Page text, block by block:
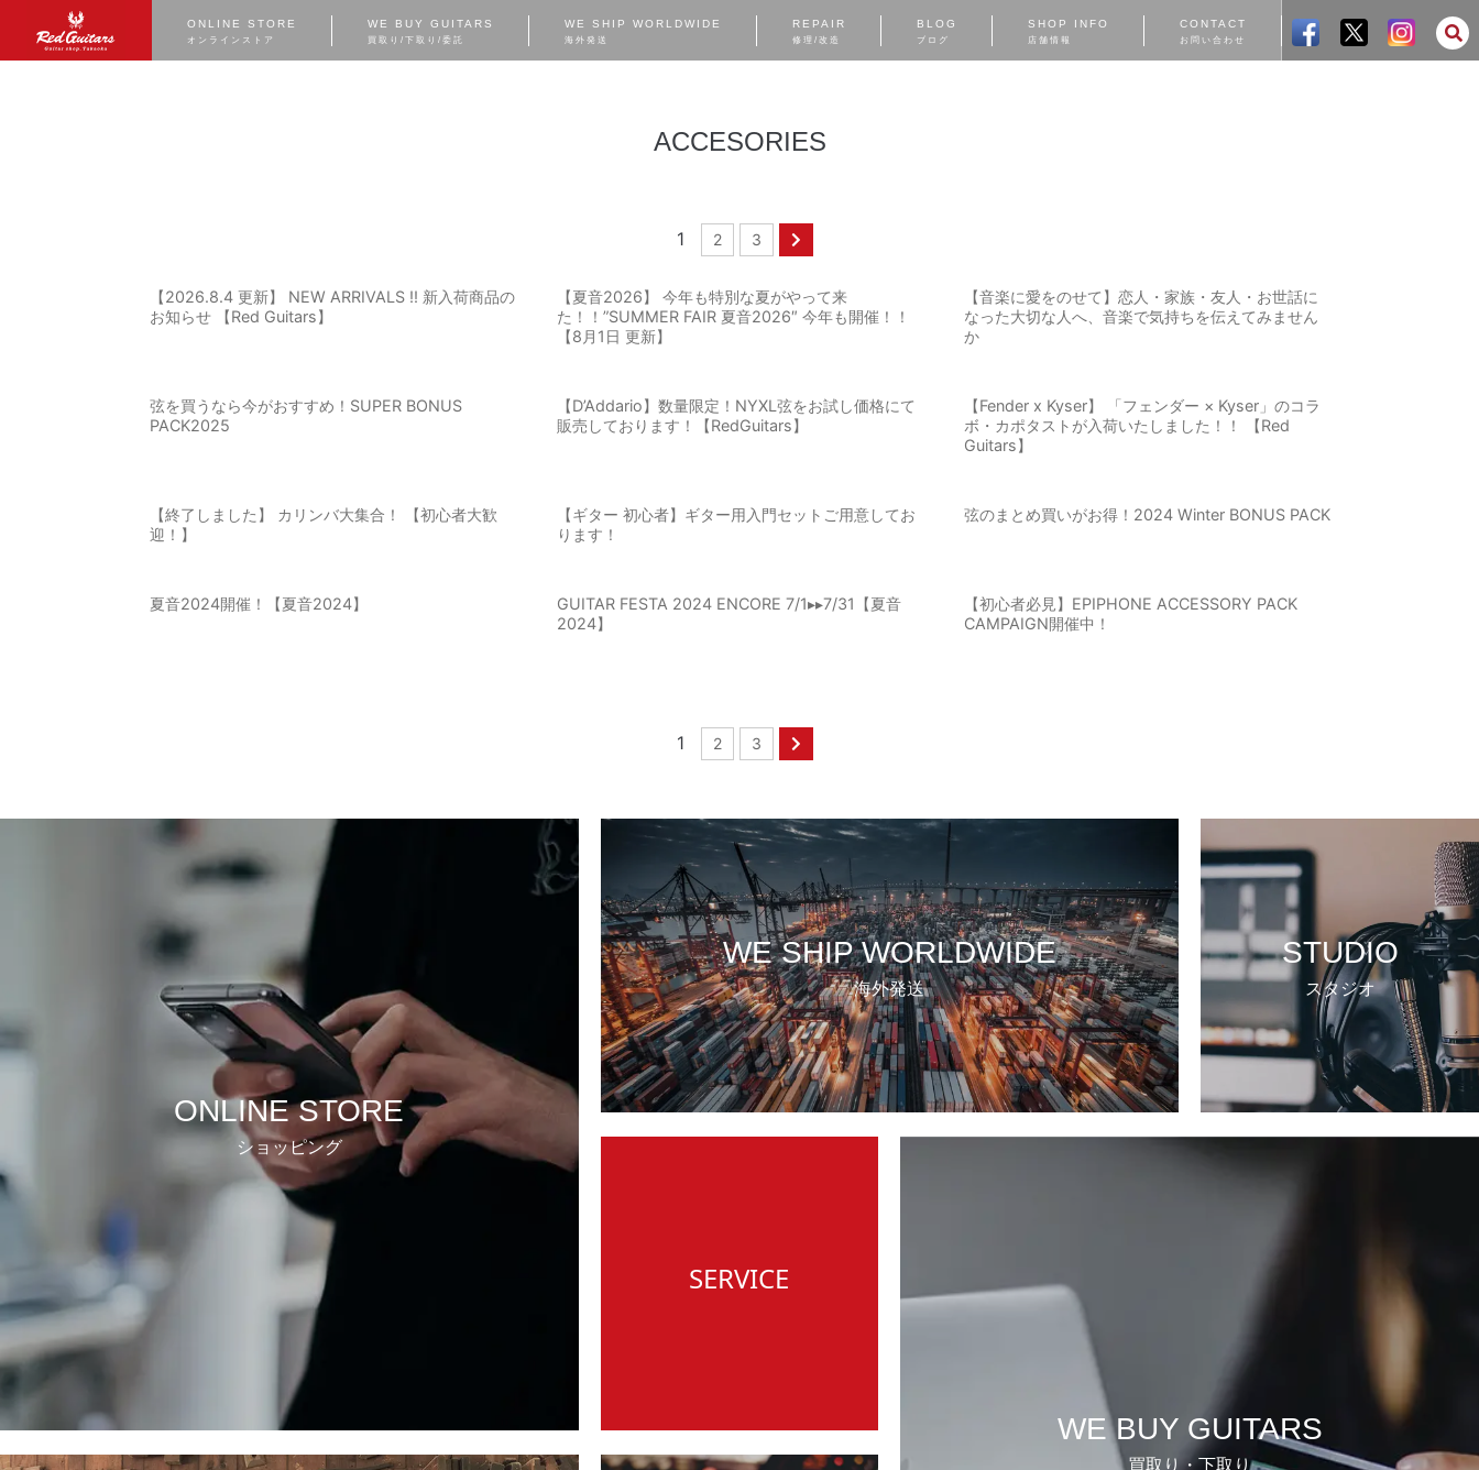
ONLINE STORE
オンラインストア
WE BUY GUITARS
買取り/下取り/委託
WE SHIP WORLDWIDE
海外発送
REPAIR
修理/改造
BLOG
ブログ
SHOP INFO
店舗情報
CONTACT
お問い合わせ
ACCESORIES
1 2 3
【2026.8.4 更新】 NEW ARRIVALS !! 新入荷商品の
お知らせ 【Red Guitars】
【夏音2026】 今年も特別な夏がやって来
た！！”SUMMER FAIR 夏音2026″ 今年も開催！！
【8月1日 更新】
【音楽に愛をのせて】恋人・家族・友人・お世話に
なった大切な人へ、音楽で気持ちを伝えてみません
か
弦を買うなら今がおすすめ！SUPER BONUS
PACK2025
【D’Addario】数量限定！NYXL弦をお試し価格にて
販売しております！【RedGuitars】
【Fender x Kyser】 「フェンダー × Kyser」のコラ
ボ・カポタストが入荷いたしました！！ 【Red
Guitars】
【終了しました】 カリンバ大集合！ 【初心者大歓
迎！】
【ギター 初心者】ギター用入門セットご用意してお
ります！
弦のまとめ買いがお得！2024 Winter BONUS PACK
夏音2024開催！【夏音2024】
GUITAR FESTA 2024 ENCORE 7/1▸▸7/31【夏音
2024】
【初心者必見】EPIPHONE ACCESSORY PACK
CAMPAIGN開催中！
1 2 3
ONLINE STORE
ショッピング
WE SHIP WORLDWIDE
海外発送
STUDIO
スタジオ
SERVICE
WE BUY GUITARS
買取り・下取り